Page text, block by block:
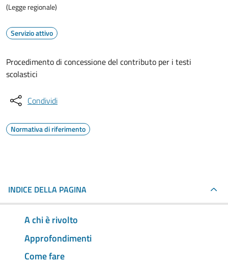
(Legge regionale)
Servizio attivo
Procedimento di concessione del contributo per i testi
scolastici
Condividi
Normativa di riferimento
INDICE DELLA PAGINA
A chi è rivolto
Approfondimenti
Come fare